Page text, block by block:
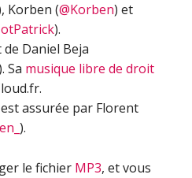
Korben (@Korben) et
).
Daniel Beja
Sa musique libre de droit
assurée par Florent
).
le fichier MP3, et vous